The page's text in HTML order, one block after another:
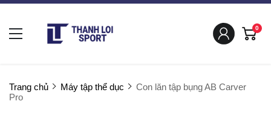
0
Trang chủ Máy tập thể dục
Con lăn tập bụng AB Carver
Pro